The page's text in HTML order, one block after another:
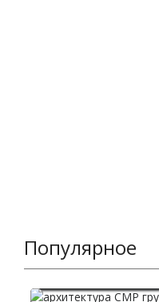
Популярное